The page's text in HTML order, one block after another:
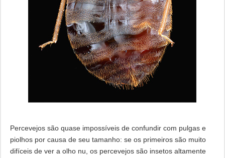
Percevejos são quase impossíveis de confundir com pulgas e
piolhos por causa de seu tamanho: se os primeiros são muito
difíceis de ver a olho nu, os percevejos são insetos altamente